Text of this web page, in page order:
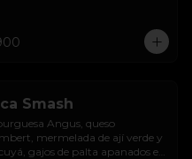
Smash
Angus, queso
mermelada de ají verde y
gajos de palta apanados en